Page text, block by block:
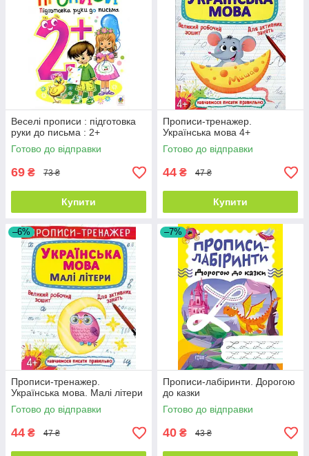
Веселі прописи : підготовка
руки до письма : 2+
Готово до відправки
69 ₴ 73 ₴
Купити
Прописи-тренажер.
Українська мова 4+
Готово до відправки
44 ₴ 47 ₴
Купити
–6%
Прописи-тренажер.
Українська мова. Малі літери
Готово до відправки
44 ₴ 47 ₴
–7%
Прописи-лабіринти. Дорогою
до казки
Готово до відправки
40 ₴ 43 ₴